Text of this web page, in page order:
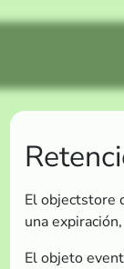
El objectstore
una
El objeto